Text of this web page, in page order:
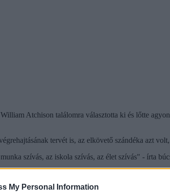
My Personal Information
Atchison találomra választotta ki és lőtte
tervét is, az elkövető szándéka azt
szívás, az iskola szívás, az élet szívás" - írta
már tavaly felhívta magára a hatóságok